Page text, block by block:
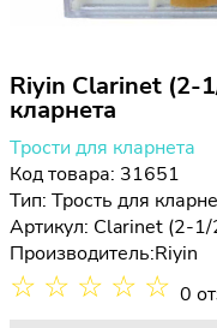
Riyin Clarinet (2-
кларнета
Трости для кларнета
Код товара: 31651
Тип: Трость для
Артикул: Clarinet (2-1/
Производитель:Riyin
☆ ☆ ☆ ☆ ☆ 0